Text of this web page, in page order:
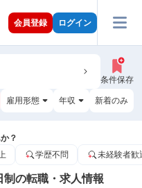
会員登録 ログイン
条件保存
雇用形態 年収 新着のみ
？
学歴不問 未経験者歓
の転職・求人情報